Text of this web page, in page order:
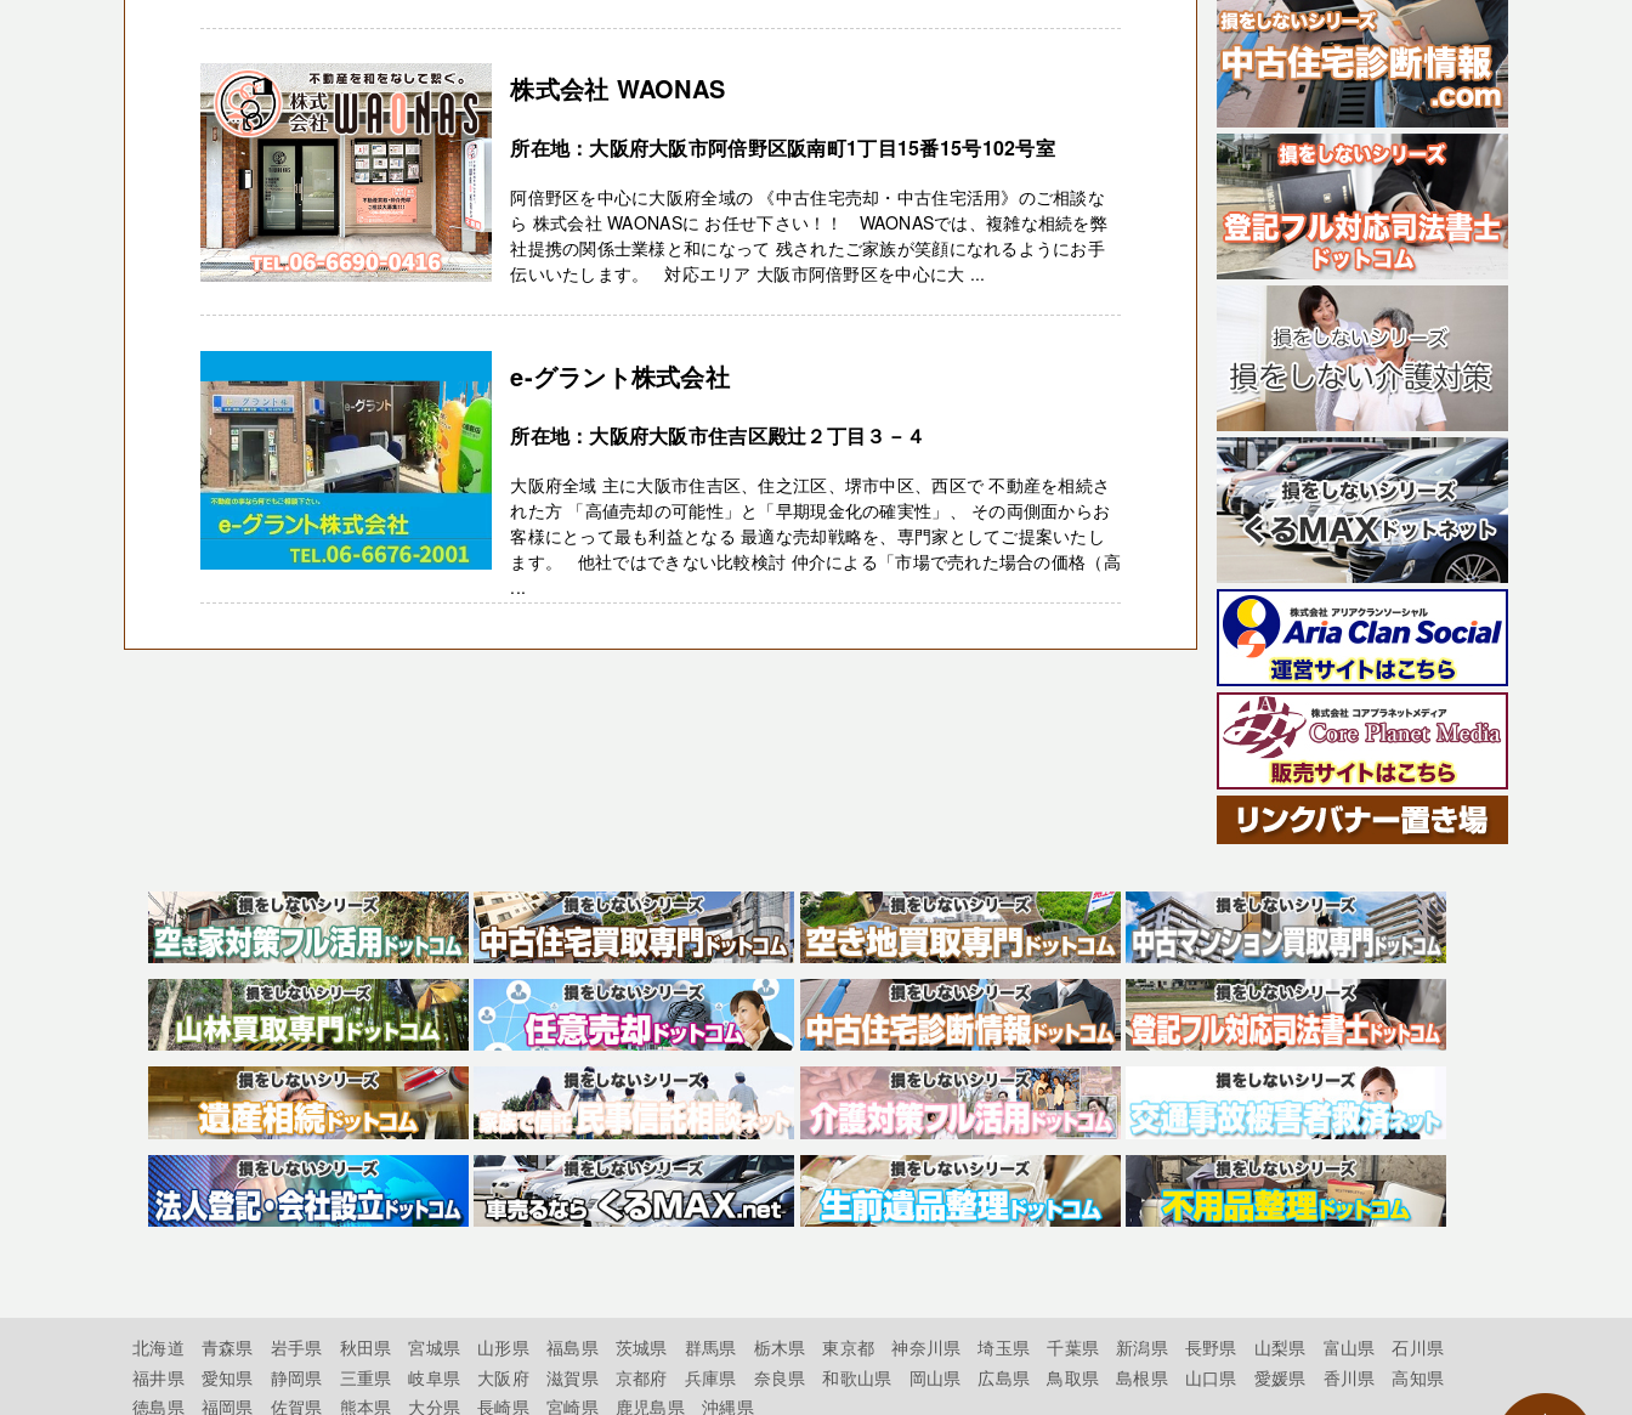
株式会社 WAONAS
所在地：大阪府大阪市阿倍野区阪南町1丁目15番15号102号室
阿倍野区を中心に大阪府全域の 《中古住宅売却・中古住宅活用》のご相談な
ら 株式会社 WAONASに お任せ下さい！！ WAONASでは、複雑な相続を弊
社提携の関係士業様と和になって 残されたご家族が笑顔になれるようにお手
伝いいたします。 対応エリア 大阪市阿倍野区を中心に大 ...
e-グラント株式会社
所在地：大阪府大阪市住吉区殿辻２丁目３－４
大阪府全域 主に大阪市住吉区、住之江区、堺市中区、西区で 不動産を相続さ
れた方 「高値売却の可能性」と「早期現金化の確実性」、 その両側面からお
客様にとって最も利益となる 最適な売却戦略を、専門家としてご提案いたし
ます。 他社ではできない比較検討 仲介による「市場で売れた場合の価格（高
...
北海道 青森県 岩手県 秋田県 宮城県 山形県 福島県 茨城県 群馬県 栃木県 東京都 神奈川県 埼玉県 千葉県 新潟県 長野県 山梨県 富山県
石川県
福井県
愛知県 静岡県 三重県 岐阜県 大阪府 滋賀県 京都府 兵庫県 奈良県 和歌山県 岡山県 広島県 鳥取県 島根県 山口県 愛媛県 香川県
高知県
徳島県
福岡県 佐賀県 熊本県 大分県 長崎県 宮崎県 鹿児島県 沖縄県